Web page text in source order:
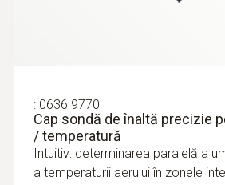
: 0636 9770
Cap sondă de înaltă precizie
/ temperatură
Intuitiv: determinarea paralelă a
a temperaturii aerului în zonele